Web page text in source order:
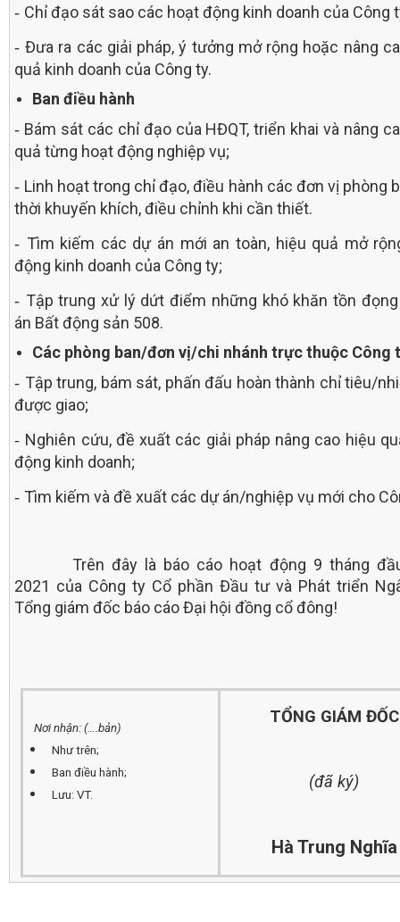
- Chỉ đạo sát sao các hoạt động kinh doanh của Công
-Đưa ra các giải pháp, ý tưởng mở rộng hoặc nâng
quả kinh doanh của Công ty.
Ban điều hành
- Bám sát các chỉ đạo của HĐQT, triển khai và nâng
quả từng hoạt động nghiệp vụ;
- Linh hoạt trong chỉ đạo, điều hành các đơn vị phòng
thời khuyến khích, điều chỉnh khi cần thiết.
- Tìm kiếm các dự án mới an toàn, hiệu quả mở
động kinh doanh của Công ty;
- Tập trung xử lý dứt điểm những khó khăn tồn
án Bất động sản 508.
Các phòng ban/đơn vị/chi nhánh trực thuộc Công
- Tập trung, bám sát, phấn đấu hoàn thành chỉ tiêu/
được giao;
- Nghiên cứu, đề xuất các giải pháp nâng cao hiệu
động kinh doanh;
- Tìm kiếm và đề xuất các dự án/nghiệp vụ mới cho
Trên đây là báo cáo hoạt động 9 tháng
2021 của Công ty Cổ phần Đầu tư và Phát triển
Tổng giám đốc báo cáo Đại hội đồng cổ đông!
Nơi nhận: (….bản)
Như trên;
Ban điều hành;
Lưu: VT.
TỔNG GIÁM ĐỐC
(đã ký)
Hà Trung Nghĩa